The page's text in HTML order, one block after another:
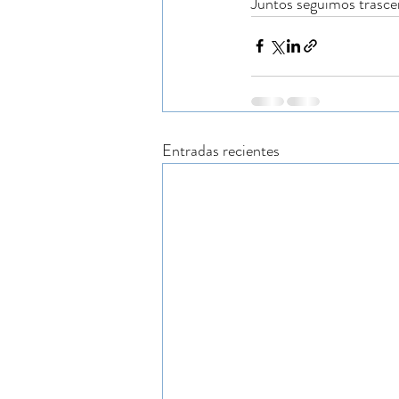
Entradas recientes